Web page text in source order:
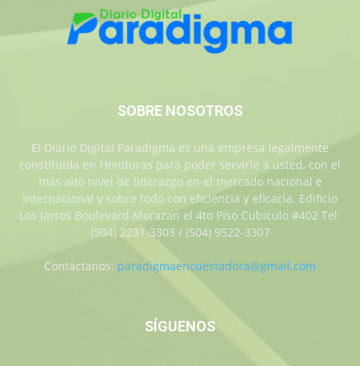
SOBRE NOSOTROS
El Diario Digital Paradigma es una empresa legalmente
constituida en Honduras para poder servirle a usted, con el
más alto nivel de liderazgo en el mercado nacional e
internacional y sobre todo con eficiencia y eficacia. Edificio
Los Jarros Boulevard Morazan el 4to Piso Cubiculo #402 Tel:
(504) 2231-3303 / (504) 9522-3307
Contáctanos: paradigmaencuestadora@gmail.com
SÍGUENOS